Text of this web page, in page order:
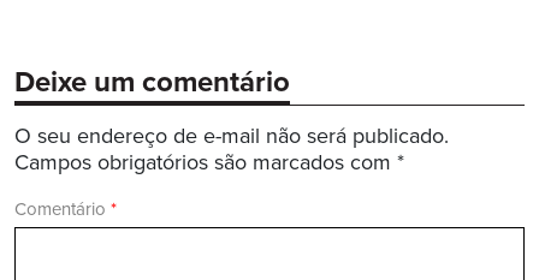
Deixe um comentário
O seu endereço de e-mail não será publicado.
Campos obrigatórios são marcados com *
Comentário *